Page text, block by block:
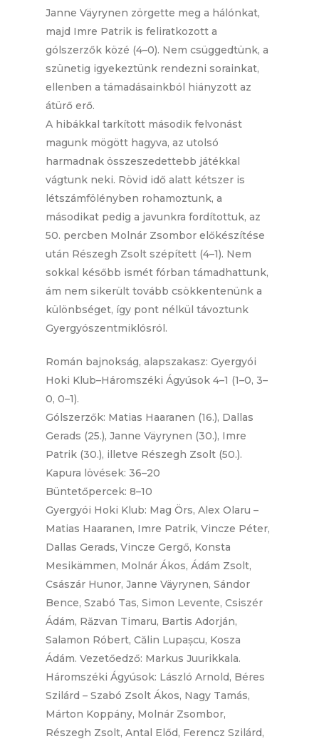
Janne Väyrynen zörgette meg a hálónkat,
majd Imre Patrik is feliratkozott a
gólszerzők közé (4–0). Nem csüggedtünk, a
szünetig igyekeztünk rendezni sorainkat,
ellenben a támadásainkból hiányzott az
átürő erő.
A hibákkal tarkított második felvonást
magunk mögött hagyva, az utolsó
harmadnak összeszedettebb játékkal
vágtunk neki. Rövid idő alatt kétszer is
létszámfölényben rohamoztunk, a
másodikat pedig a javunkra fordítottuk, az
50. percben Molnár Zsombor előkészítése
után Részegh Zsolt szépített (4–1). Nem
sokkal később ismét fórban támadhattunk,
ám nem sikerült tovább csökkentenünk a
különbséget, így pont nélkül távoztunk
Gyergyószentmiklósról.
Román bajnokság, alapszakasz: Gyergyói
Hoki Klub–Háromszéki Ágyúsok 4–1 (1–0, 3–
0, 0–1).
Gólszerzők: Matias Haaranen (16.), Dallas
Gerads (25.), Janne Väyrynen (30.), Imre
Patrik (30.), illetve Részegh Zsolt (50.).
Kapura lövések: 36–20
Büntetőpercek: 8–10
Gyergyói Hoki Klub: Mag Örs, Alex Olaru –
Matias Haaranen, Imre Patrik, Vincze Péter,
Dallas Gerads, Vincze Gergő, Konsta
Mesikämmen, Molnár Ákos, Ádám Zsolt,
Császár Hunor, Janne Väyrynen, Sándor
Bence, Szabó Tas, Simon Levente, Csiszér
Ádám, Răzvan Timaru, Bartis Adorján,
Salamon Róbert, Călin Lupașcu, Kosza
Ádám. Vezetőedző: Markus Juurikkala.
Háromszéki Ágyúsok: László Arnold, Béres
Szilárd – Szabó Zsolt Ákos, Nagy Tamás,
Márton Koppány, Molnár Zsombor,
Részegh Zsolt, Antal Előd, Ferencz Szilárd,